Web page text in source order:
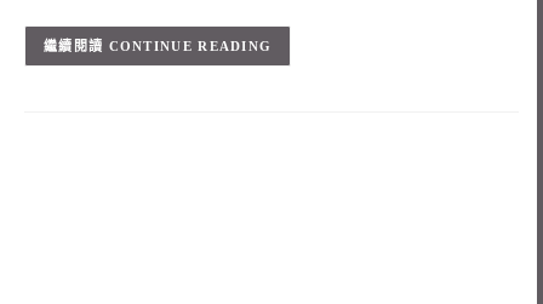
CONTINUE READING